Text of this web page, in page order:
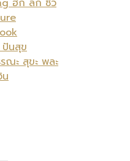
ฮก ลก ซิ่ว
นสุข
ณะ สุขะ พละ
น